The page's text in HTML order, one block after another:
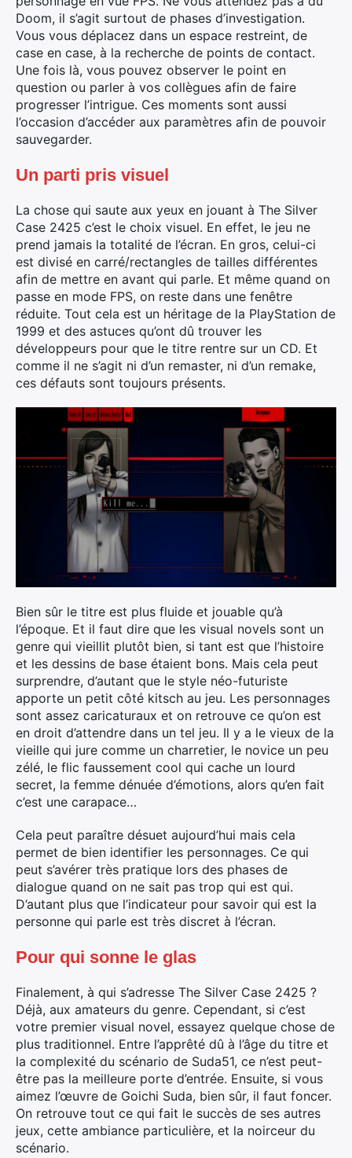
Doom, il s’agit surtout de phases d’investigation.
Vous vous déplacez dans un espace restreint, de
case en case, à la recherche de points de contact.
Une fois là, vous pouvez observer le point en
question ou parler à vos collègues afin de faire
progresser l’intrigue. Ces moments sont aussi
l’occasion d’accéder aux paramètres afin de pouvoir
sauvegarder.
Un parti pris visuel
La chose qui saute aux yeux en jouant à The Silver
Case 2425 c’est le choix visuel. En effet, le jeu ne
prend jamais la totalité de l’écran. En gros, celui-ci
est divisé en carré/rectangles de tailles différentes
afin de mettre en avant qui parle. Et même quand on
passe en mode FPS, on reste dans une fenêtre
réduite. Tout cela est un héritage de la PlayStation de
1999 et des astuces qu’ont dû trouver les
développeurs pour que le titre rentre sur un CD. Et
comme il ne s’agit ni d’un remaster, ni d’un remake,
ces défauts sont toujours présents.
Bien sûr le titre est plus fluide et jouable qu’à
l’époque. Et il faut dire que les visual novels sont un
genre qui vieillit plutôt bien, si tant est que l’histoire
et les dessins de base étaient bons. Mais cela peut
surprendre, d’autant que le style néo-futuriste
apporte un petit côté kitsch au jeu. Les personnages
sont assez caricaturaux et on retrouve ce qu’on est
en droit d’attendre dans un tel jeu. Il y a le vieux de la
vieille qui jure comme un charretier, le novice un peu
zélé, le flic faussement cool qui cache un lourd
secret, la femme dénuée d’émotions, alors qu’en fait
c’est une carapace…
Cela peut paraître désuet aujourd’hui mais cela
permet de bien identifier les personnages. Ce qui
peut s’avérer très pratique lors des phases de
dialogue quand on ne sait pas trop qui est qui.
D’autant plus que l’indicateur pour savoir qui est la
personne qui parle est très discret à l’écran.
Pour qui sonne le glas
Finalement, à qui s’adresse The Silver Case 2425 ?
Déjà, aux amateurs du genre. Cependant, si c’est
votre premier visual novel, essayez quelque chose de
plus traditionnel. Entre l’apprêté dû à l’âge du titre et
la complexité du scénario de Suda51, ce n’est peut-
être pas la meilleure porte d’entrée. Ensuite, si vous
aimez l’œuvre de Goichi Suda, bien sûr, il faut foncer.
On retrouve tout ce qui fait le succès de ses autres
jeux, cette ambiance particulière, et la noirceur du
scénario.
Rechercher
: